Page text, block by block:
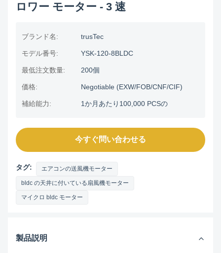
ロワー モーター - 3 速
ブランド名: trusTec
モデル番号: YSK-120-8BLDC
最低注文数量: 200個
価格: Negotiable (EXW/FOB/CNF/CIF)
補給能力: 1か月あたり100,000 PCSの
今すぐ問い合わせる
タグ: エアコンの送風機モーター
bldc の天井に付いている扇風機モーター
マイクロ bldc モーター
製品説明